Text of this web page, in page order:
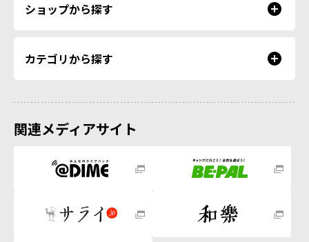
ショップから探す
カテゴリから探す
関連メディアサイト